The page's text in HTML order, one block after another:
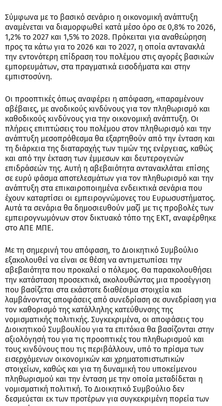
Σύμφωνα με το βασικό σενάριο η οικονομική ανάπτυξη
αναμένεται να διαμορφωθεί κατά μέσο όρο σε 0,8% το 2026,
1,2% το 2027 και 1,5% το 2028. Πρόκειται για αναθεώρηση
προς τα κάτω για το 2026 και το 2027, η οποία αντανακλά
την εντονότερη επίδραση του πολέμου στις αγορές βασικών
εμπορευμάτων, στα πραγματικά εισοδήματα και στην
εμπιστοσύνη.
Οι προοπτικές όπως αναφέρει η απόφαση, «παραμένουν
αβέβαιες, με ανοδικούς κινδύνους για τον πληθωρισμό και
καθοδικούς κινδύνους για την οικονομική ανάπτυξη. Οι
πλήρεις επιπτώσεις του πολέμου στον πληθωρισμό και την
ανάπτυξη μεσοπρόθεσμα θα εξαρτηθούν από την ένταση και
τη διάρκεια της διαταραχής των τιμών της ενέργειας, καθώς
και από την έκταση των έμμεσων και δευτερογενών
επιδράσεών της. Αυτή η αβεβαιότητα αντανακλάται επίσης
σε ευρύ φάσμα αποτελεσμάτων για τον πληθωρισμό και την
ανάπτυξη στα επικαιροποιημένα ενδεικτικά σενάρια που
έχουν καταρτίσει οι εμπειρογνώμονες του Ευρωσυστήματος.
Αυτά τα σενάρια θα δημοσιευθούν μαζί με τις προβολές των
εμπειρογνωμόνων στον δικτυακό τόπο της ΕΚΤ, αναφέρθηκε
στο ΑΠΕ ΜΠΕ.
Με τη σημερινή του απόφαση, το Διοικητικό Συμβούλιο
εξακολουθεί να είναι σε θέση να αντιμετωπίσει την
αβεβαιότητα που προκαλεί ο πόλεμος. Θα παρακολουθήσει
την κατάσταση προσεκτικά, ακολουθώντας μια προσέγγιση
που βασίζεται στα εκάστοτε διαθέσιμα στοιχεία και
λαμβάνοντας αποφάσεις από συνεδρίαση σε συνεδρίαση για
τον καθορισμό της κατάλληλης κατεύθυνσης της
νομισματικής πολιτικής. Συγκεκριμένα, οι αποφάσεις του
Διοικητικού Συμβουλίου για τα επιτόκια θα βασίζονται στην
αξιολόγησή του για τις προοπτικές του πληθωρισμού και
τους κινδύνους που τις περιβάλλουν, υπό το πρίσμα των
εισερχόμενων οικονομικών και χρηματοπιστωτικών
στοιχείων, καθώς και για τη δυναμική του υποκείμενου
πληθωρισμού και την ένταση με την οποία μεταδίδεται η
νομισματική πολιτική. Το Διοικητικό Συμβούλιο δεν
δεσμεύεται εκ των προτέρων για συγκεκριμένη πορεία των